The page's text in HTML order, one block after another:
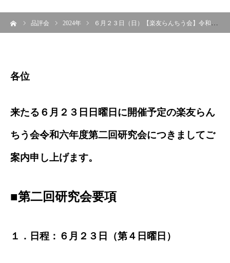
品評会 2024年 ６月２３日（日）【楽友らんちう会】令和六年度第二回研究会要項 日本らんちう協会 東部本部
各位
来たる６月２３日日曜日に開催予定の楽友らん
ちう会令和六年度第二回研究会につきましてご
案内申し上げます。
■第二回研究会要項
１．日程 ：６月２３日（第４日曜日）